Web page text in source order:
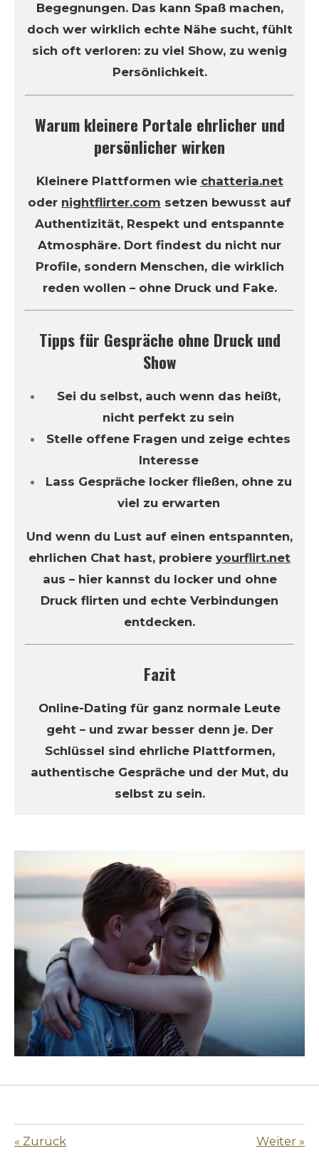
Begegnungen. Das kann Spaß machen,
doch wer wirklich echte Nähe sucht, fühlt
sich oft verloren: zu viel Show, zu wenig
Persönlichkeit.
Warum kleinere Portale ehrlicher und
persönlicher wirken
Kleinere Plattformen wie chatteria.net
oder nightflirter.com setzen bewusst auf
Authentizität, Respekt und entspannte
Atmosphäre. Dort findest du nicht nur
Profile, sondern Menschen, die wirklich
reden wollen – ohne Druck und Fake.
Tipps für Gespräche ohne Druck und
Show
Sei du selbst, auch wenn das heißt,
nicht perfekt zu sein
Stelle offene Fragen und zeige echtes
Interesse
Lass Gespräche locker fließen, ohne zu
viel zu erwarten
Und wenn du Lust auf einen entspannten,
ehrlichen Chat hast, probiere yourflirt.net
aus – hier kannst du locker und ohne
Druck flirten und echte Verbindungen
entdecken.
Fazit
Online-Dating für ganz normale Leute
geht – und zwar besser denn je. Der
Schlüssel sind ehrliche Plattformen,
authentische Gespräche und der Mut, du
selbst zu sein.
« Zurück Weiter »